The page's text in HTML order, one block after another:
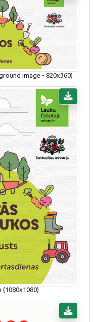
image - 820x360)